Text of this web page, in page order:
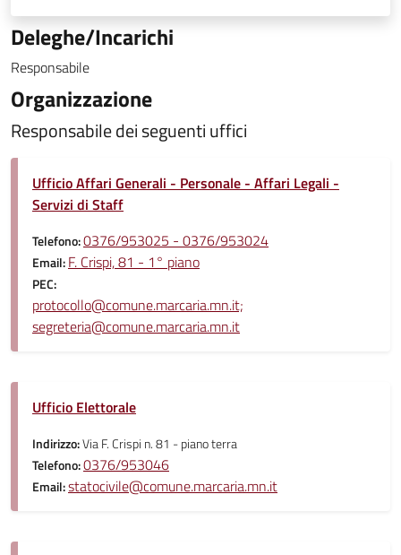
Deleghe/Incarichi
Responsabile
Organizzazione
Responsabile dei seguenti uffici
Ufficio Affari Generali - Personale - Affari Legali -
Servizi di Staff
Telefono:0376/953025 - 0376/953024
Email:F. Crispi, 81 - 1° piano
PEC:
protocollo@comune.marcaria.mn.it;
segreteria@comune.marcaria.mn.it
Ufficio Elettorale
Indirizzo:Via F. Crispi n. 81 - piano terra
Telefono:0376/953046
Email:statocivile@comune.marcaria.mn.it